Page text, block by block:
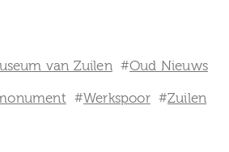
van Zuilen #Oud Nieuws
#Werkspoor #Zuilen